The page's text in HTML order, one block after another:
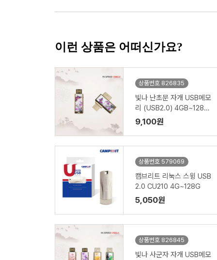
이런 상품은 어떠신가요?
상품번호 826835
빛나 난초문 자개 USB메모
리 (USB2.0) 4GB~128G
B
9,100원
상품번호 579069
캠브리트 리눅스 스윙 USB
2.0 CU210 4G~128G
5,050원
상품번호 826845
빛나 사군자 자개 USB메모